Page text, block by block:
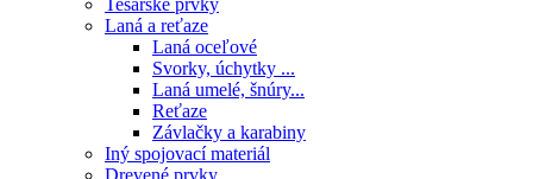
Tesárske prvky
Laná a reťaze
Laná oceľové
Svorky, úchytky ...
Laná umelé, šnúry...
Reťaze
Závlačky a karabiny
Iný spojovací materiál
Drevené prvky